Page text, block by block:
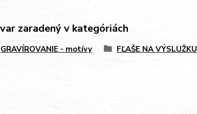
zaradený v kategóriách
GRAVÍROVANIE - motívy FĽAŠE NA VÝSLUŽKU